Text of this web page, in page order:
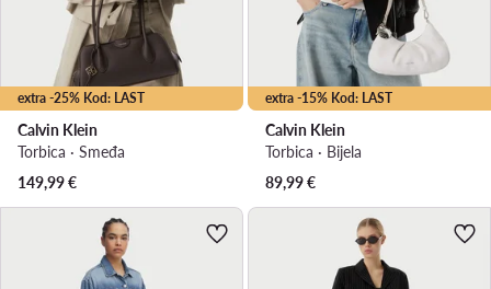
extra -25% Kod: LAST
Calvin Klein
Torbica · Smeđa
149,99€
extra -15% Kod: LAST
Calvin Klein
Torbica · Bijela
89,99€